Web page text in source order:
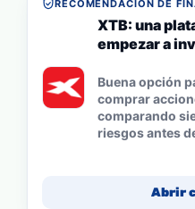
RECOMENDACIÓN DE
XTB: una
empezar a
Buena opción
comprar
comparando
riesgos antes
Abrir